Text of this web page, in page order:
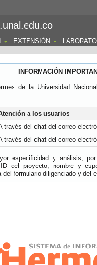
EXTENSIÓN
INFORMACIÓN
de la Universidad
a los usuarios
través del chatdel correo
través del chatdel correo
especificidad y análisis,
del proyecto, nombre y
formulario diligenciado y del